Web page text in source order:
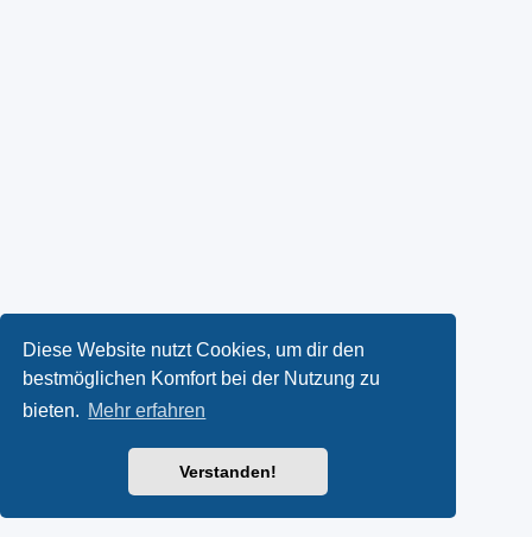
Diese Website nutzt Cookies, um dir den
bestmöglichen Komfort bei der Nutzung zu
bieten. Mehr erfahren
Verstanden!